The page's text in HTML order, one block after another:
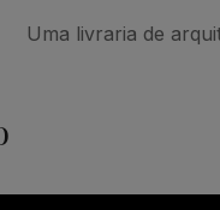
Uma livraria de